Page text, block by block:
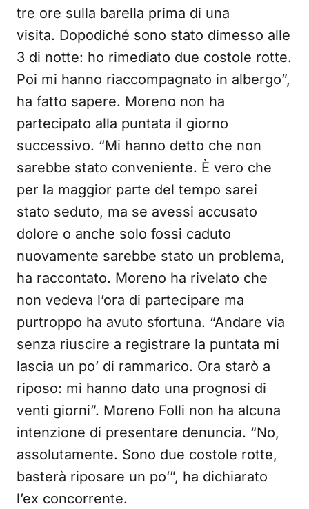
tre ore sulla barella prima di una
visita. Dopodiché sono stato dimesso alle
3 di notte: ho rimediato due costole rotte.
Poi mi hanno riaccompagnato in albergo”,
ha fatto sapere. Moreno non ha
partecipato alla puntata il giorno
successivo. “Mi hanno detto che non
sarebbe stato conveniente. È vero che
per la maggior parte del tempo sarei
stato seduto, ma se avessi accusato
dolore o anche solo fossi caduto
nuovamente sarebbe stato un problema,
ha raccontato. Moreno ha rivelato che
non vedeva l’ora di partecipare ma
purtroppo ha avuto sfortuna. “Andare via
senza riuscire a registrare la puntata mi
lascia un po’ di rammarico. Ora starò a
riposo: mi hanno dato una prognosi di
venti giorni”. Moreno Folli non ha alcuna
intenzione di presentare denuncia. “No,
assolutamente. Sono due costole rotte,
basterà riposare un po’”, ha dichiarato
l’ex concorrente.